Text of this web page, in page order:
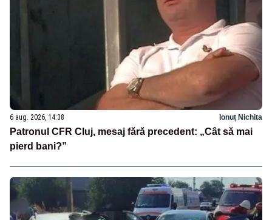
6 aug. 2026, 14:38 Ionuț Nichita
Patronul CFR Cluj, mesaj fără precedent: „Cât să mai
pierd bani?”